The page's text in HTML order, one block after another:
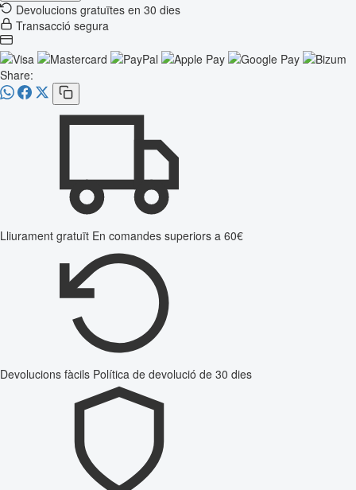
Devolucions gratuïtes en 30 dies
Transacció segura
Share:
Lliurament gratuït En comandes superiors a 60€
Devolucions fàcils Política de devolució de 30 dies